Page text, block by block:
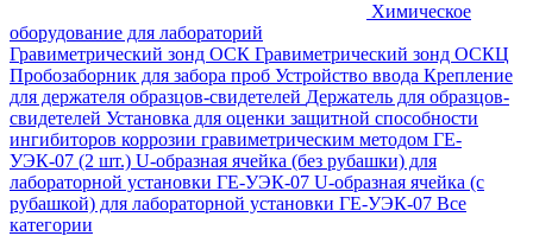
Химическое
оборудование для лабораторий
Гравиметрический зонд ОСК Гравиметрический зонд ОСКЦ
Пробозаборник для забора проб Устройство ввода Крепление
для держателя образцов-свидетелей Держатель для образцов-
свидетелей Установка для оценки защитной способности
ингибиторов коррозии гравиметрическим методом ГЕ-
УЭК-07 (2 шт.) U-образная ячейка (без рубашки) для
лабораторной установки ГЕ-УЭК-07 U-образная ячейка (с
рубашкой) для лабораторной установки ГЕ-УЭК-07 Все
категории